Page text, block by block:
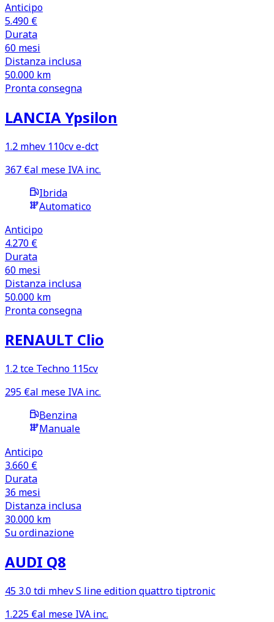
Anticipo
5.490 €
Durata
60 mesi
Distanza inclusa
50.000 km
Pronta consegna
LANCIA Ypsilon
1.2 mhev 110cv e-dct
367 €al mese IVA inc.
Ibrida
Automatico
Anticipo
4.270 €
Durata
60 mesi
Distanza inclusa
50.000 km
Pronta consegna
RENAULT Clio
1.2 tce Techno 115cv
295 €al mese IVA inc.
Benzina
Manuale
Anticipo
3.660 €
Durata
36 mesi
Distanza inclusa
30.000 km
Su ordinazione
AUDI Q8
45 3.0 tdi mhev S line edition quattro tiptronic
1.225 €al mese IVA inc.